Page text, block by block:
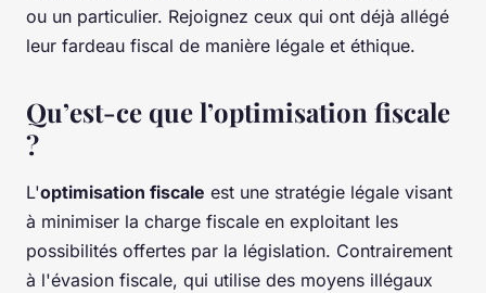
ou un particulier. Rejoignez ceux qui ont déjà allégé
leur fardeau fiscal de manière légale et éthique.
Qu’est-ce que l’optimisation fiscale
?
L'optimisation fiscale est une stratégie légale visant
à minimiser la charge fiscale en exploitant les
possibilités offertes par la législation. Contrairement
à l'évasion fiscale, qui utilise des moyens illégaux